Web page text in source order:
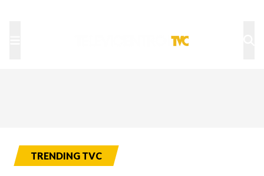
TRENDING TVC